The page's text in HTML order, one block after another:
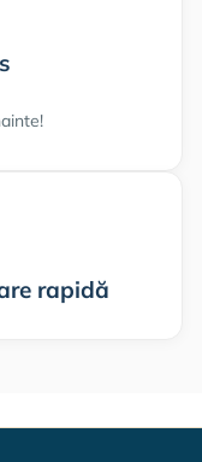
rapidă